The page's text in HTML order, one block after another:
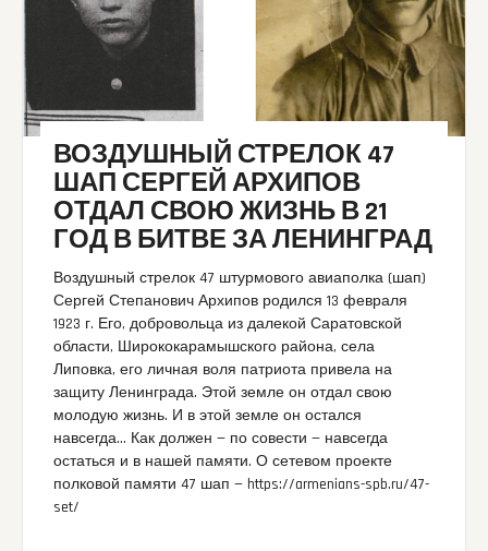
ВОЗДУШНЫЙ СТРЕЛОК 47
ШАП СЕРГЕЙ АРХИПОВ
ОТДАЛ СВОЮ ЖИЗНЬ В 21
ГОД В БИТВЕ ЗА ЛЕНИНГРАД
Воздушный стрелок 47 штурмового авиаполка (шап)
Сергей Степанович Архипов родился 13 февраля
1923 г. Его, добровольца из далекой Саратовской
области, Ширококарамышского района, села
Липовка, его личная воля патриота привела на
защиту Ленинграда. Этой земле он отдал свою
молодую жизнь. И в этой земле он остался
навсегда… Как должен — по совести — навсегда
остаться и в нашей памяти. О сетевом проекте
полковой памяти 47 шап — https://armenians-spb.ru/47-
set/